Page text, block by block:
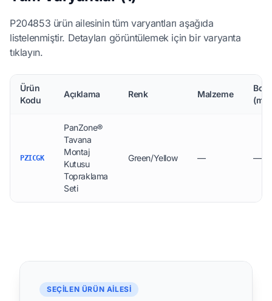
P204853 ürün ailesinin tüm varyantları aşağıda
listelenmiştir. Detayları görüntülemek için bir varyanta
tıklayın.
Ürün
Kodu
Açıklama Renk Malzeme
PZICGK
PanZone®
Tavana
Montaj
Kutusu
Topraklama
Seti
Green/Yellow — —
SEÇILEN ÜRÜN AILESI